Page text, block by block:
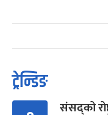
ट्रेन्डिङ
संसद्को